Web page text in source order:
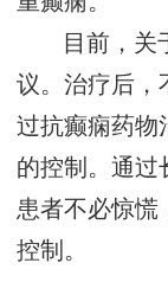
目前，关
议。治疗后，
过抗癫痫药物
的控制。通过
患者不必惊慌
控制。